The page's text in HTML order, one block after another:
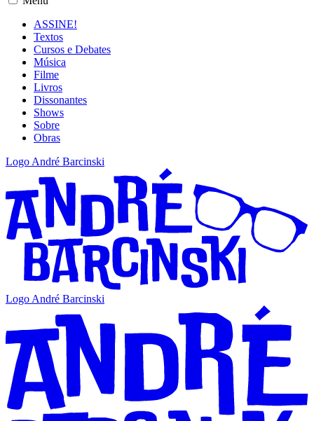
ASSINE!
Textos
Cursos e Debates
Música
Filme
Livros
Dissonantes
Shows
Sobre
Obras
Logo André Barcinski
Logo André Barcinski